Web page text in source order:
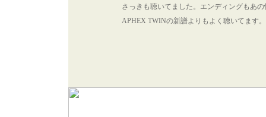
さっきも聴いてました。エンディングもあ
APHEX TWINの新譜よりもよく聴いてます。